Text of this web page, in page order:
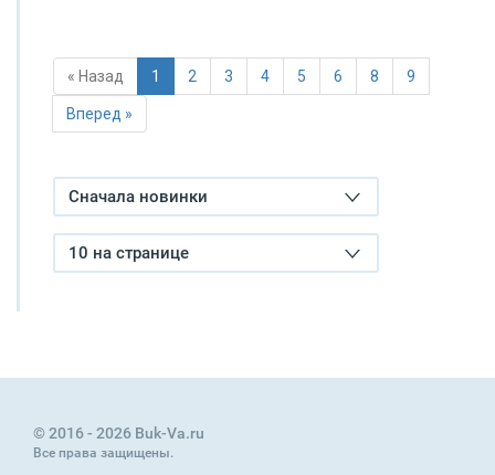
« Назад 1 2 3 4 5 6 8 9
Вперед »
Сначала новинки
10 на странице
© 2016 - 2026 Buk-Va.ru
Все права защищены.